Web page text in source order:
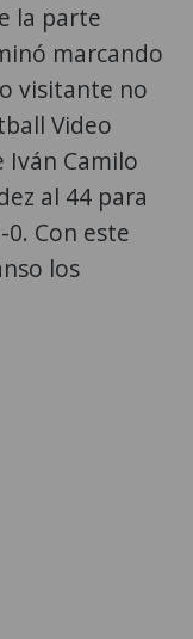
la parte
marcando
visitante no
Video
Iván Camilo
al 44 para
Con este
los